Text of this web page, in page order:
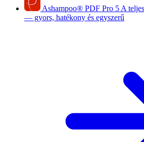
Ashampoo® PDF Pro 5 A
— gyors, hatékony és egyszerű